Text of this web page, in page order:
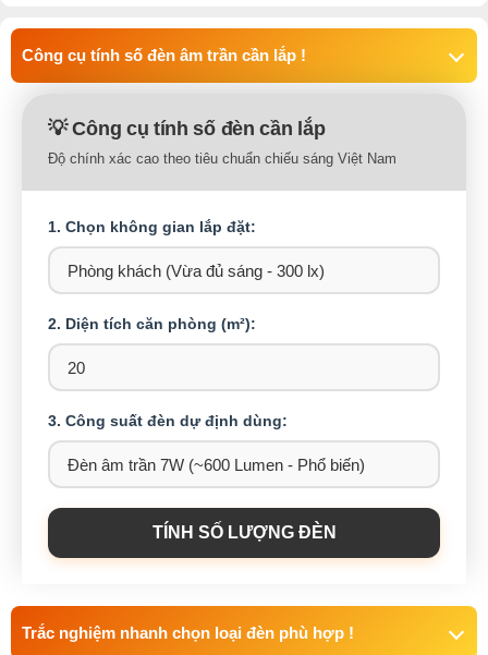
Công cụ tính số đèn âm trần cần lắp !
💡 Công cụ tính số đèn cần lắp
Độ chính xác cao theo tiêu chuẩn chiếu sáng Việt Nam
1. Chọn không gian lắp đặt:
2. Diện tích căn phòng (m²):
3. Công suất đèn dự định dùng:
TÍNH SỐ LƯỢNG ĐÈN
Trắc nghiệm nhanh chọn loại đèn phù hợp !